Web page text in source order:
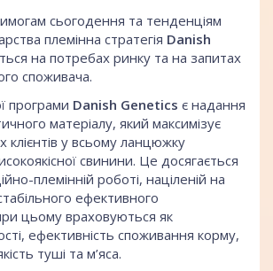
сьогодення та тенденціям
племінна стратегія Danish
на потребах ринку та на запитах
споживача.
програми Danish Genetics є надання
матеріалу, який максимізує
клієнтів у всьому ланцюжку
свинини. Це досягається
племінній роботі, націленій на
ефективного
цьому враховуються як
ефективність споживання корму,
туші та м’яса.